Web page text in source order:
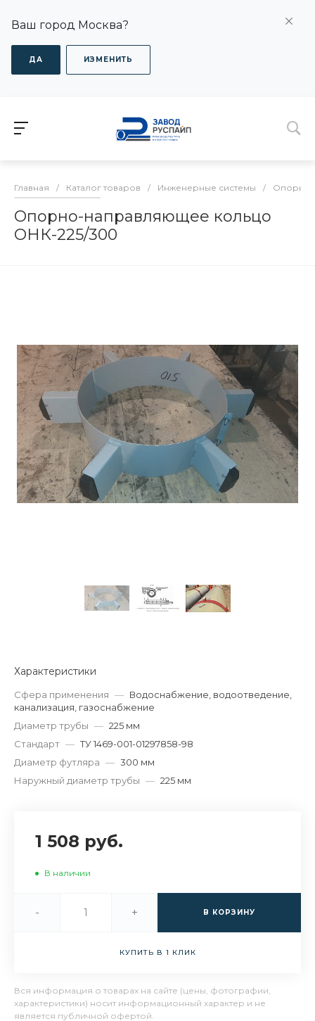
Ваш город Москва?
ДА ИЗМЕНИТЬ
Главная / Каталог товаров / Инженерные системы / Опорно-
Опорно-направляющее кольцо
ОНК-225/300
Характеристики
Сфера применения — Водоснабжение, водоотведение,
канализация, газоснабжение
Диаметр трубы — 225 мм
Стандарт — ТУ 1469-001-01297858-98
Диаметр футляра — 300 мм
Наружный диаметр трубы — 225 мм
1 508 руб.
В наличии
- + В КОРЗИНУ
КУПИТЬ В 1 КЛИК
Вся информация о товарах на сайте (цены, фотографии,
характеристики) носит информационный характер и не
является публичной офертой.